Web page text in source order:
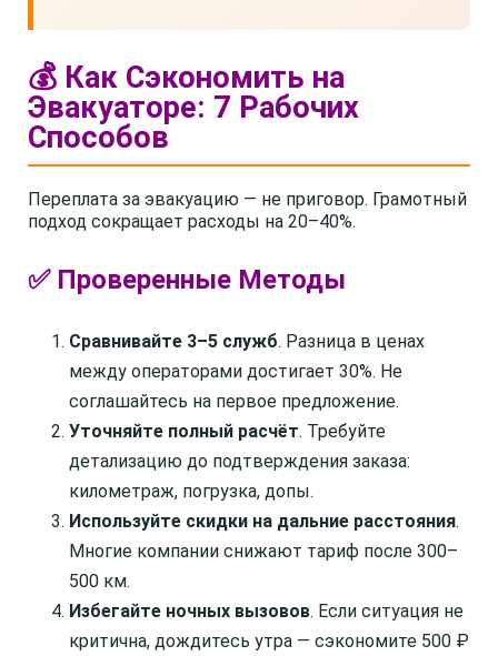
💰 Как Сэкономить на
Эвакуаторе: 7 Рабочих
Способов
Переплата за эвакуацию — не приговор. Грамотный
подход сокращает расходы на 20–40%.
✅ Проверенные Методы
Сравнивайте 3–5 служб. Разница в ценах
между операторами достигает 30%. Не
соглашайтесь на первое предложение.
Уточняйте полный расчёт. Требуйте
детализацию до подтверждения заказа:
километраж, погрузка, допы.
Используйте скидки на дальние расстояния.
Многие компании снижают тариф после 300–
500 км.
Избегайте ночных вызовов. Если ситуация не
критична, дождитесь утра — сэкономите 500 ₽